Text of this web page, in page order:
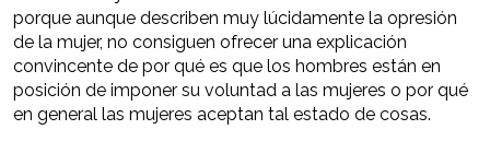
porque aunque describen muy lúcidamente la opresión
de la mujer, no consiguen ofrecer una explicación
convincente de por qué es que los hombres están en
posición de imponer su voluntad a las mujeres o por qué
en general las mujeres aceptan tal estado de cosas.